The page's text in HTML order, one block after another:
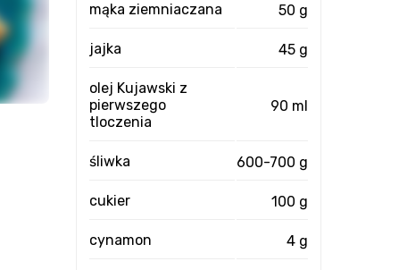
mąka ziemniaczana 50 g
jajka 45 g
olej Kujawski z
pierwszego
tloczenia
90 ml
śliwka 600-700 g
cukier 100 g
cynamon 4 g